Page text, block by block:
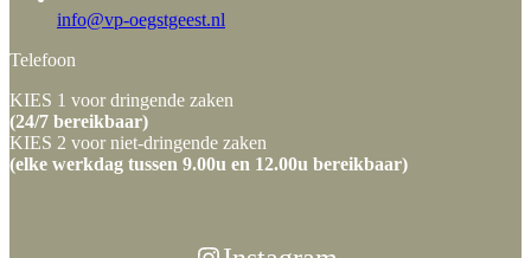
info@vp-oegstgeest.nl
Telefoon
KIES 1 voor dringende zaken
(24/7 bereikbaar)
KIES 2 voor niet-dringende zaken
(elke werkdag tussen 9.00u en 12.00u bereikbaar)